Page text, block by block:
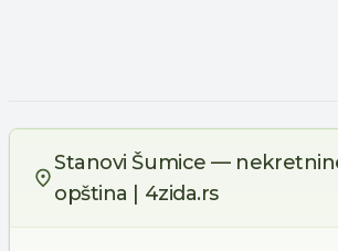
Stanovi Šumice —
opština | 4zida.rs